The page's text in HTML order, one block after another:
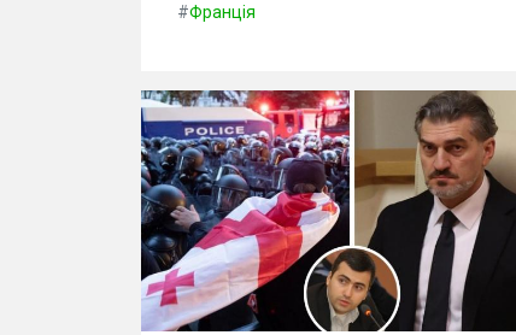
#Франція